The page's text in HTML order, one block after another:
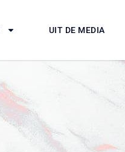
UIT DE MEDIA